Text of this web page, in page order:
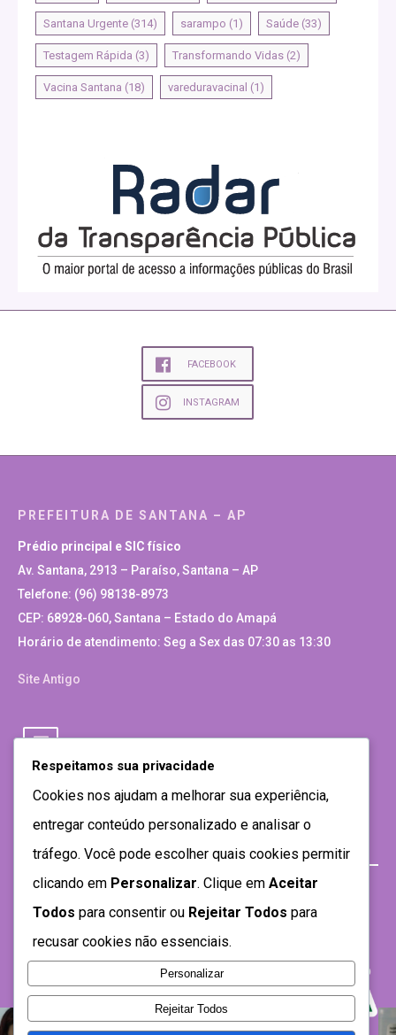
Santana Urgente (314) sarampo (1) Saúde (33)
Testagem Rápida (3) Transformando Vidas (2)
Vacina Santana (18) vareduravacinal (1)
FACEBOOK
INSTAGRAM
PREFEITURA DE SANTANA – AP
Prédio principal e SIC físico
Av. Santana, 2913 – Paraíso, Santana – AP
Telefone: (96) 98138-8973
CEP: 68928-060, Santana – Estado do Amapá
Horário de atendimento: Seg a Sex das 07:30 as 13:30
Site Antigo
Respeitamos sua privacidade
Cookies nos ajudam a melhorar sua experiência,
entregar conteúdo personalizado e analisar o
tráfego. Você pode escolher quais cookies permitir
clicando em Personalizar. Clique em Aceitar
Todos para consentir ou Rejeitar Todos para
recusar cookies não essenciais.
Personalizar
Rejeitar Todos